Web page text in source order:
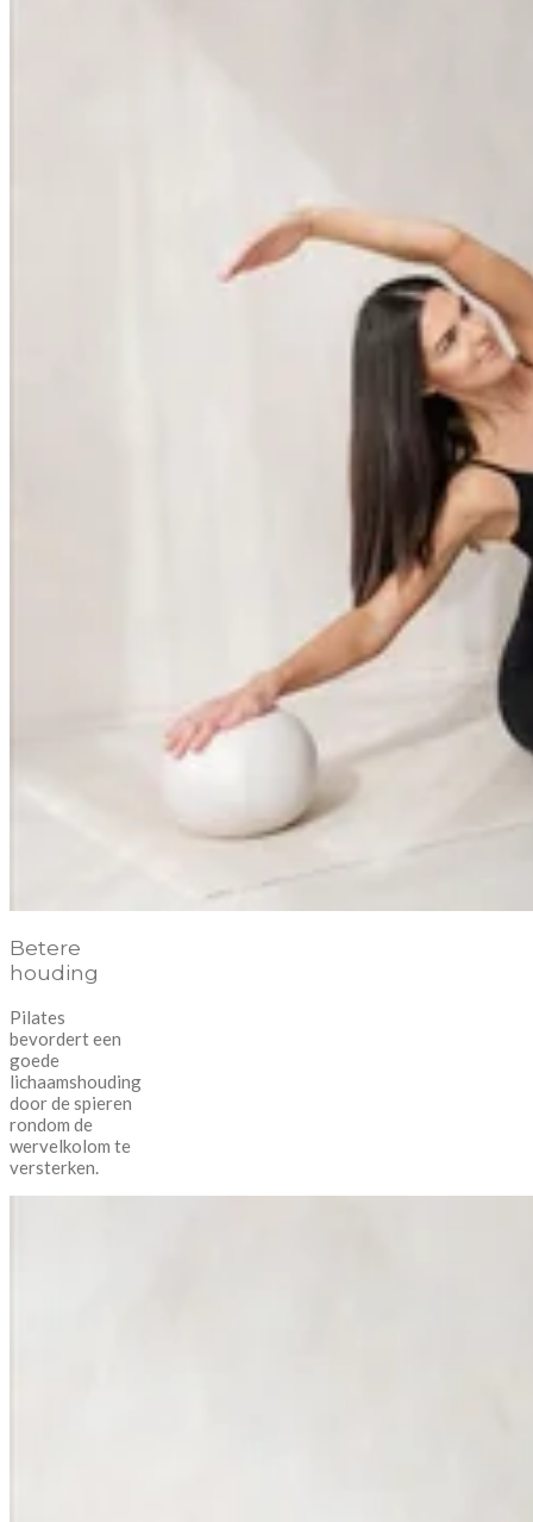
Betere
houding
Pilates
bevordert een
goede
lichaamshouding
door de spieren
rondom de
wervelkolom te
versterken.